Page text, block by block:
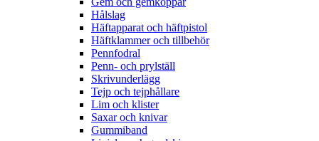
Hålslag
Häftapparat och häftpistol
Häftklammer och tillbehör
Pennfodral
Penn- och prylställ
Skrivunderlägg
Tejp och tejphållare
Lim och klister
Saxar och knivar
Gummiband